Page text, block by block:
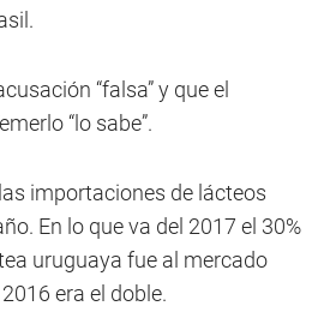
“falsa” y que el
“lo sabe”.
importaciones de lácteos
En lo que va del 2017 el 30%
uruguaya fue al mercado
era el doble.